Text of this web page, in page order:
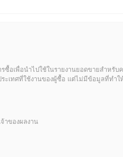
ซื้อเพื่อนำไปใช้ในรายงานยอดขายสำหรับ
ะเทศที่ใช้งานของผู้ซื้อ แต่ไม่มีข้อมูลที่ทำใ
าของผลงาน